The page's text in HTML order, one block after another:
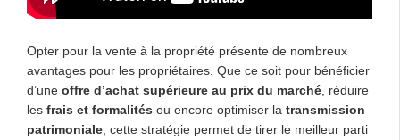
Opter pour la vente à la propriété présente de nombreux
avantages pour les propriétaires. Que ce soit pour bénéficier
d’une offre d’achat supérieure au prix du marché , réduire
les frais et formalités ou encore optimiser la transmission
patrimoniale , cette stratégie permet de tirer le meilleur parti